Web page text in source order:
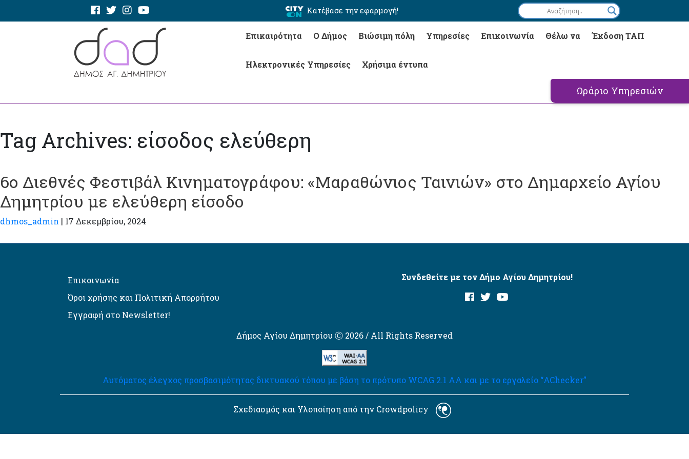
Κατέβασε την εφαρμογή!
Επικαιρότητα Ο Δήμος Βιώσιμη πόλη Υπηρεσίες Επικοινωνία Θέλω να Έκδοση ΤΑΠ
Ηλεκτρονικές Υπηρεσίες Χρήσιμα έντυπα
Ωράριο Υπηρεσιών
Tag Archives: είσοδος ελεύθερη
6ο Διεθνές Φεστιβάλ Κινηματογράφου: «Μαραθώνιος Ταινιών» στο Δημαρχείο Αγίου
Δημητρίου με ελεύθερη είσοδο
dhmos_admin | 17 Δεκεμβρίου, 2024
Επικοινωνία
Όροι χρήσης και Πολιτική Απορρήτου
Εγγραφή στο Newsletter!
Συνδεθείτε με τον Δήμο Αγίου Δημητρίου!
Δήμος Αγίου Δημητρίου Ⓒ 2026 / All Rights Reserved
Αυτόματος έλεγχος προσβασιμότητας δικτυακού τόπου με βάση το πρότυπο WCAG 2.1 AA και με το εργαλείο “AChecker”
Σχεδιασμός και Υλοποίηση από την Crowdpolicy